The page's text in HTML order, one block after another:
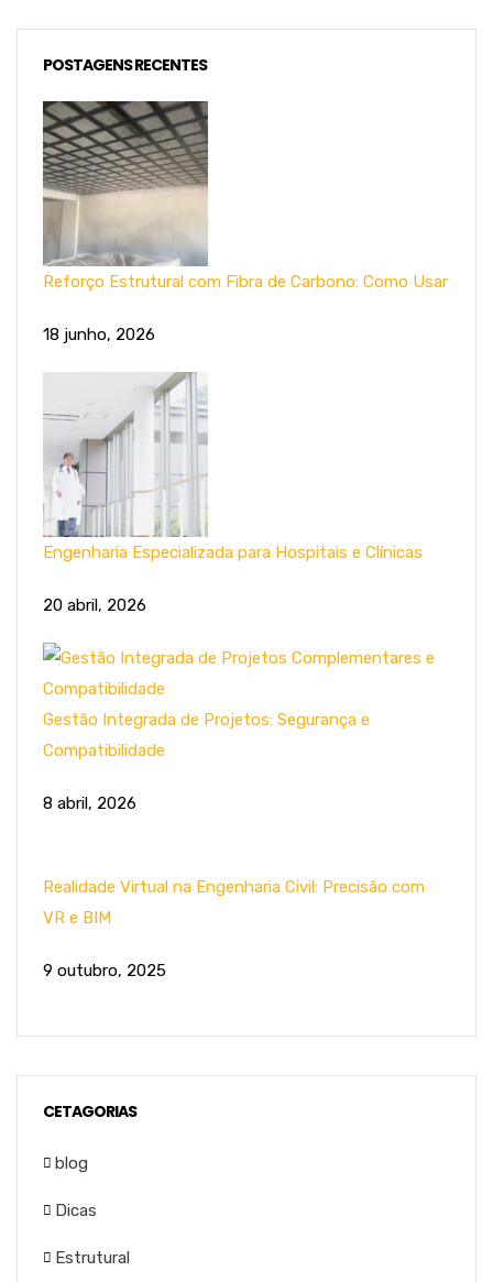
POSTAGENS RECENTES
Reforço Estrutural com Fibra de Carbono: Como Usar
18 junho, 2026
Engenharia Especializada para Hospitais e Clínicas
20 abril, 2026
Gestão Integrada de Projetos: Segurança e
Compatibilidade
8 abril, 2026
Realidade Virtual na Engenharia Civil: Precisão com
VR e BIM
9 outubro, 2025
CETAGORIAS
blog
Dicas
Estrutural